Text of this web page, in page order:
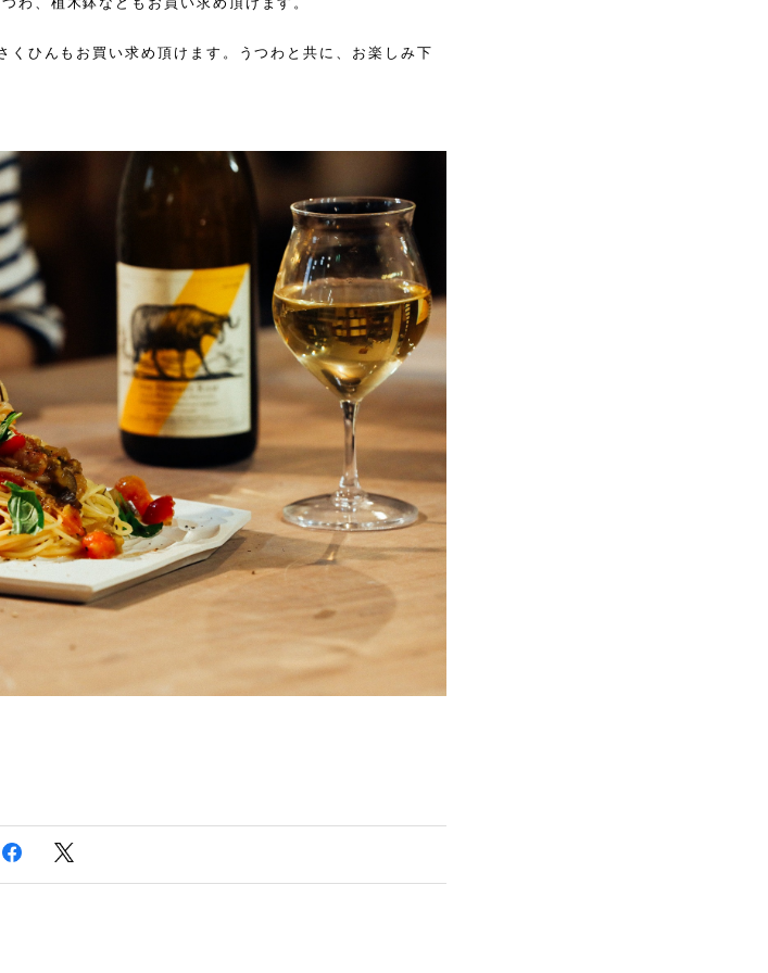
ひんもお買い求め頂けます。うつわと共に、お楽しみ下